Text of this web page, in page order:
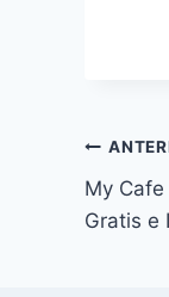
de
My
Gratis e